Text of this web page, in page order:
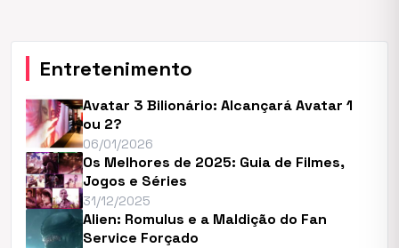
Entretenimento
Avatar 3 Bilionário: Alcançará Avatar 1
ou 2?
06/01/2026
Os Melhores de 2025: Guia de Filmes,
Jogos e Séries
31/12/2025
Alien: Romulus e a Maldição do Fan
Service Forçado